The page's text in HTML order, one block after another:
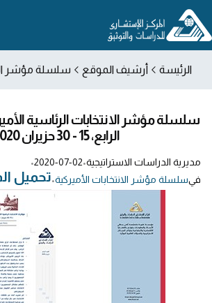
الرئيسة أرشيف الموقع سلسلة مؤشر
الرابع، 15 - 30 حزيران 2020
مديرية الدراسات الاستراتيجية•
2020-07-02
•
فيسلسلة مؤشر الانتخابات الأميركية•تحميل